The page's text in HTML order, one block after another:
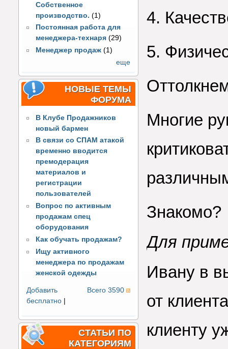
Собственное
производство. (1)
Постоянная работа для
менеджера-технаря (29)
Менеджер продаж (1)
еще
НОВЫЕ ТЕМЫ
ФОРУМА
В Клубе Продажников
новый бармен
В связи со СПАМ атакой
временно вводится
премодерация
материалов и
регистрации
пользователей
Вопрос по активным
продажам спец
оборудования
Как обучать продажам?
Ищу активного
менеджера по продажам
женской одежды
Всего 3590
Добавить
бесплатно |
СТАТЬИ ПО
КАТЕГОРИЯМ
4.
5.
Многие
Знакомо?
Для
Ивану в
от
клиенту